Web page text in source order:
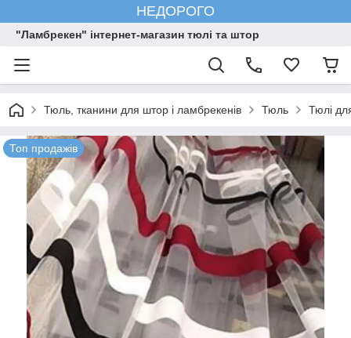
НЕДОРОГО
"Ламбрекен" інтернет-магазин тюлі та штор
Тюль, тканини для штор і ламбрекенів Тюль Тюлі
Топ продажів